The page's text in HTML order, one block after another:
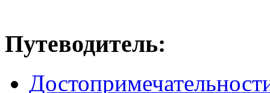
Путеводитель: